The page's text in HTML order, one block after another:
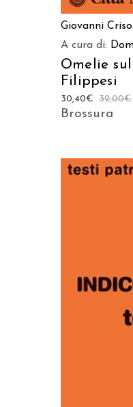
Giovanni
A cura di:
Omelie
Filippesi
32,00€
30,40€
Brossura